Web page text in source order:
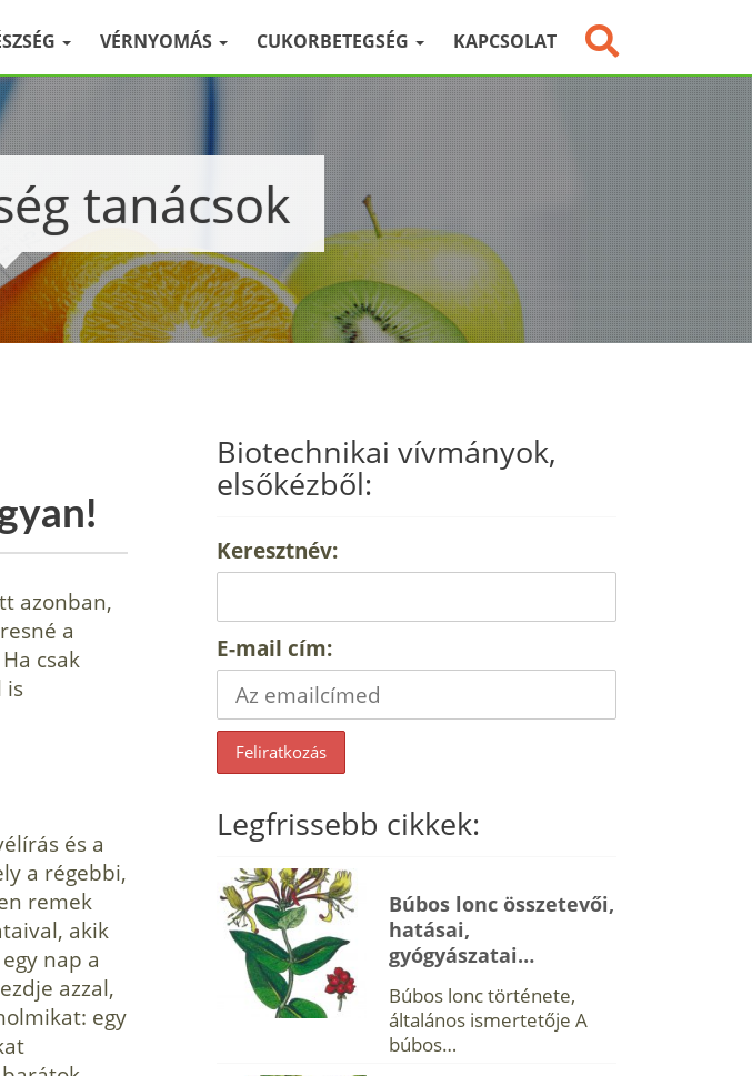
VÉRNYOMÁS CUKORBETEGSÉG KAPCSOLAT
tanácsok
azonban,
a
csak
is
és a
a régebbi,
re­mek
akik
nap a
azzal,
egy
Biotechnikai vívmányok,
elsőkézből:
Keresztnév:
E-mail cím:
Legfrissebb cikkek:
Búbos lonc összetevői,
hatásai,
gyógyászatai…
Búbos lonc története,
általános ismertetője A
búbos…